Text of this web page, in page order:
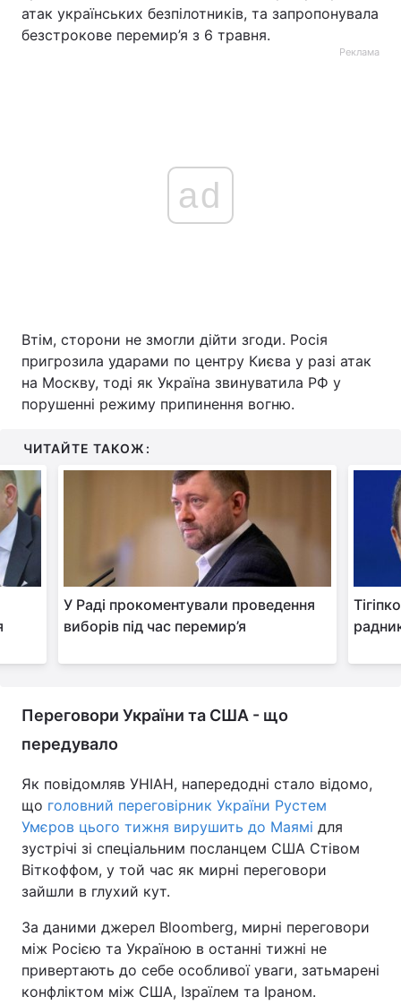
атак українських безпілотників, та запропонувала
безстрокове перемир’я з 6 травня.
Реклама
ad
Втім, сторони не змогли дійти згоди. Росія
пригрозила ударами по центру Києва у разі атак
на Москву, тоді як Україна звинуватила РФ у
порушенні режиму припинення вогню.
ЧИТАЙТЕ ТАКОЖ:
У Раді прокоментували проведення
виборів під час перемир’я
Переговори України та США - що
передувало
Як повідомляв УНІАН, напередодні стало відомо,
що головний переговірник України Рустем
Умєров цього тижня вирушить до Маямі для
зустрічі зі спеціальним посланцем США Стівом
Віткоффом, у той час як мирні переговори
зайшли в глухий кут.
За даними джерел Bloomberg, мирні переговори
між Росією та Україною в останні тижні не
привертають до себе особливої уваги, затьмарені
конфліктом між США, Ізраїлем та Іраном.